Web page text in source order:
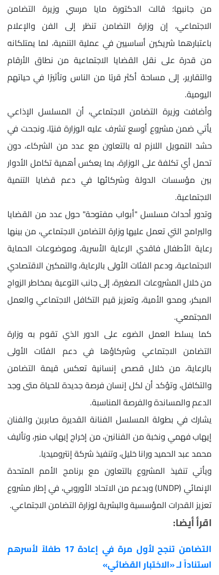
من جانبها؛ قالت الدكتورة مايا مرسي وزيرة التضامن
الاجتماعي، إن وزارة التضامن تنظر إلى الفن والإعلام
باعتبارهما شريكين أساسيين في عملية التنمية، لما يمتلكانه
من قدرة على نقل القضايا الاجتماعية من نطاق الأرقام
والتقارير، إلى مساحة أكثر قربًا من الناس وتأثيرًا في حياتهم
اليومية.
وأضافت وزيرة التضامن الاجتماعي، أن المسلسل الإذاعي
يأتي ضمن مشروع أوسع تشرف عليه الوزارة فنيًا، ونجحت في
حشد التمويل اللازم له بالتعاون مع عدد من الشركاء، دون
تحمل أي تكلفة على الوزارة، بما يعكس أهمية تكامل الأدوار
بين مؤسسات الدولة وشركائها في دعم قضايا التنمية
الاجتماعية.
وتدور أحداث مسلسل "أبواب مفتوحة" حول عدد من القضايا
والبرامج التي تعمل عليها وزارة التضامن الاجتماعي، من بينها
رعاية الأطفال فاقدي الرعاية الأسرية، وموضوعات الحماية
الاجتماعية، ودعم الفئات الأولى بالرعاية، والتمكين الاقتصادي
من خلال المشروعات الصغيرة، إلى جانب التوعية بمخاطر الزواج
المبكر، ومحو الأمية، وتعزيز قيم التكافل الاجتماعي والعمل
المجتمعي.
كما يسلط العمل الضوء على الدور الذي تقوم به وزارة
التضامن الاجتماعي وشركاؤها في دعم الفئات الأولى
بالرعاية، من خلال قصص إنسانية تعكس قيمة التضامن
والتكافل، وتؤكد أن لكل إنسان فرصة جديدة للحياة متى وجد
الدعم والمساندة والفرصة المناسبة.
يشارك في بطولة المسلسل الفنانة القديرة صابرين والفنان
إيهاب فهمي ونخبة من الفنانين، من إخراج إيهاب منير، وتأليف
محمد عبد الحميد ورانا خليل، وتنفيذ شركة إنتروميديا.
ويأتي تنفيذ المشروع بالتعاون مع برنامج الأمم المتحدة
الإنمائي (UNDP) وبدعم من الاتحاد الأوروبي، في إطار مشروع
تعزيز القدرات المؤسسية والبشرية لوزارة التضامن الاجتماعي.
اقرأ أيضا:
التضامن تنجح لأول مرة في إعادة 17 طفلاً لأسرهم
استناداً لـ «الاختبار القضائي»